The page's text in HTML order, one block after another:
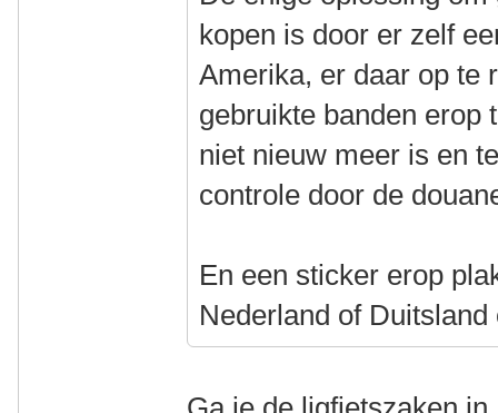
kopen is door er zelf
Amerika, er daar op te
gebruikte banden
niet nieuw meer is en
controle door de
En een sticker erop
Nederland of